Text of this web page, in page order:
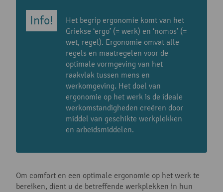
Het begrip ergonomie komt van het
Griekse ‘ergo’ (= werk) en ‘nomos’ (=
wet, regel). Ergonomie omvat alle
regels en maatregelen voor de
optimale vormgeving van het
raakvlak tussen mens en
werkomgeving. Het doel van
ergonomie op het werk is de ideale
werkomstandigheden creëren door
middel van geschikte werkplekken
en arbeidsmiddelen.
Om comfort en een optimale ergonomie op het werk te
bereiken, dient u de betreffende werkplekken in hun